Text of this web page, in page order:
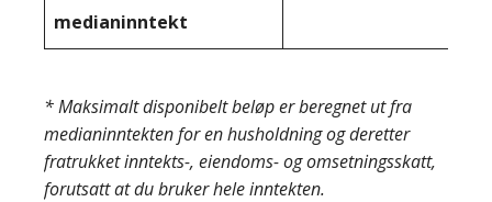
medianinntekt
* Maksimalt disponibelt beløp er beregnet ut fra
medianinntekten for en husholdning og deretter
fratrukket inntekts-, eiendoms- og omsetningsskatt,
forutsatt at du bruker hele inntekten.